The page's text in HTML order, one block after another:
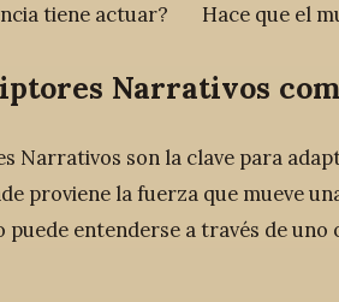
tiene actuar?
Hace que el
Narrativos
Narrativos son la clave para
proviene la fuerza que mueve
puede entenderse a través de